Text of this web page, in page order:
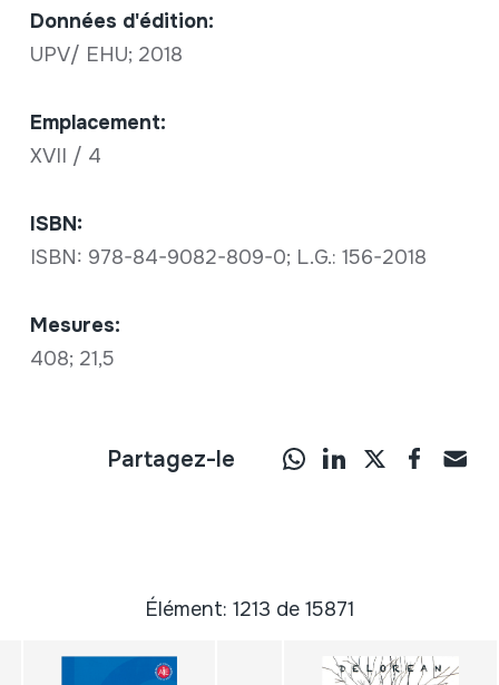
Données d'édition:
UPV/ EHU; 2018
Emplacement:
XVII / 4
ISBN:
ISBN: 978-84-9082-809-0; L.G.: 156-2018
Mesures:
408; 21,5
Partagez-le
Élément: 1213 de 15871